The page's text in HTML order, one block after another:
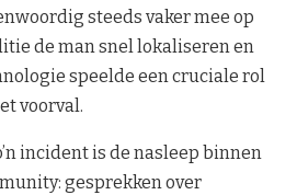
steeds vaker mee op
de man snel lokaliseren en
speelde een cruciale rol
voorval.
incident is de nasleep binnen
gesprekken over